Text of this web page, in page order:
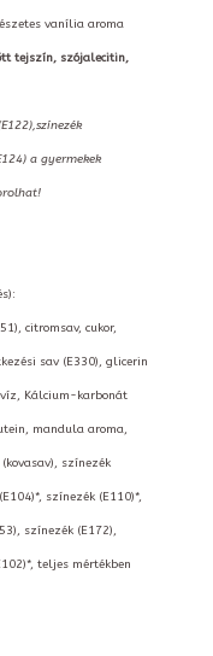
vanília aroma
tejszín, szójalecitin,
a gyermekek
citromsav, cukor,
sav (E330), glicerin
Kálcium-karbonát
mandula aroma,
színezék
színezék (E110)*,
színezék (E172),
teljes mértékben